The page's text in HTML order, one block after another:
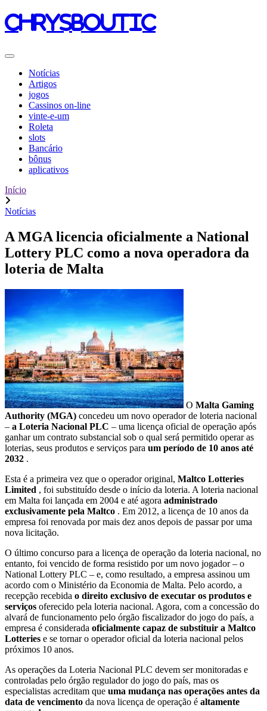
chrysboutic
Notícias
Artigos
jogos
Cassinos on-line
vinte-e-um
Roleta
slots
Bancário
bônus
aplicativos
Início
Notícias
A MGA licencia oficialmente a National
Lottery PLC como a nova operadora da
loteria de Malta
O Malta Gaming
Authority (MGA) concedeu um novo operador de loteria nacional
– a Loteria Nacional PLC – uma licença oficial de operação após
ganhar um contrato substancial sob o qual será permitido operar as
loterias, seus produtos e serviços para um período de 10 anos até
2032 .
Esta é a primeira vez que o operador original, Maltco Lotteries
Limited , foi substituído desde o início da loteria. A loteria nacional
em Malta foi lançada em 2004 e até agora administrado
exclusivamente pela Maltco . Em 2012, a licença de 10 anos da
empresa foi renovada por mais dez anos depois de passar por uma
nova licitação.
O último concurso para a licença de operação da loteria nacional, no
entanto, foi vencido de forma resistido por um novo jogador – o
National Lottery PLC – e, como resultado, a empresa assinou um
acordo com o Ministério da Economia de Malta. Pelo acordo, a
recepção recebida o direito exclusivo de executar os produtos e
serviços oferecido pela loteria nacional. Agora, com a concessão do
alvará de funcionamento pelo órgão fiscalizador do jogo do país, a
empresa é considerada oficialmente capaz de substituir a Maltco
Lotteries e se tornar o operador oficial da loteria nacional pelos
próximos 10 anos.
As operações da Loteria Nacional PLC devem ser monitoradas e
controladas pelo órgão regulador do jogo do país, mas os
especialistas acreditam que uma mudança nas operações antes da
data de vencimento da nova licença de operação é altamente